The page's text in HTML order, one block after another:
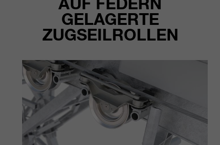
GELAGERTE
ZUGSEILROLLEN